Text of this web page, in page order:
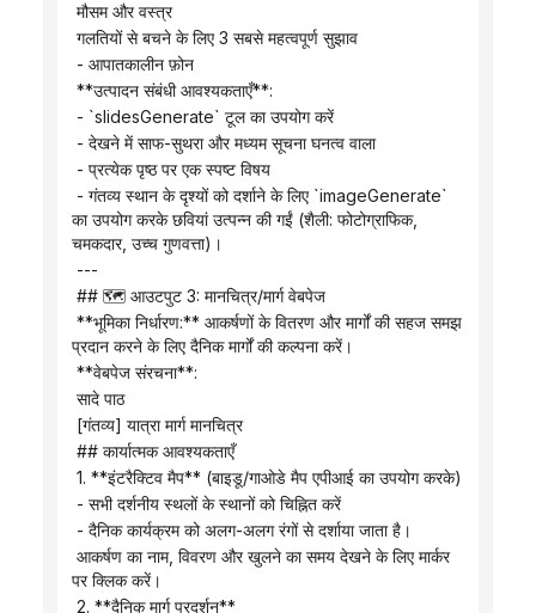
मौसम और वस्त्र
गलतियों से बचने के लिए 3 सबसे महत्वपूर्ण सुझाव
- आपातकालीन फ़ोन
**उत्पादन संबंधी आवश्यकताएँ**:
- `slidesGenerate` टूल का उपयोग करें
- देखने में साफ-सुथरा और मध्यम सूचना घनत्व वाला
- प्रत्येक पृष्ठ पर एक स्पष्ट विषय
का उपयोग करके छवियां उत्पन्न की गईं (शैली: फोटोग्राफिक,
चमकदार, उच्च गुणवत्ता)।
---
## 🗺️ आउटपुट 3: मानचित्र/मार्ग वेबपेज
प्रदान करने के लिए दैनिक मार्गों की कल्पना करें।
**वेबपेज संरचना**:
सादे पाठ
[गंतव्य] यात्रा मार्ग मानचित्र
## कार्यात्मक आवश्यकताएँ
1. **इंटरैक्टिव मैप** (बाइडू/गाओडे मैप एपीआई का उपयोग करके)
- सभी दर्शनीय स्थलों के स्थानों को चिह्नित करें
- दैनिक कार्यक्रम को अलग-अलग रंगों से दर्शाया जाता है।
पर क्लिक करें।
2. **दैनिक मार्ग प्रदर्शन**